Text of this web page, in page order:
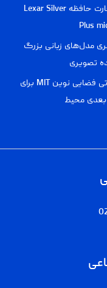
بررسی کارت حافظه Lexar Silver
Plus
مدل‌های زبانی بزرگ
تصویری
مدل صوتی فضایی نوین MIT برای
محیط